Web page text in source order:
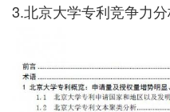
3.北京大学专利竞争力分